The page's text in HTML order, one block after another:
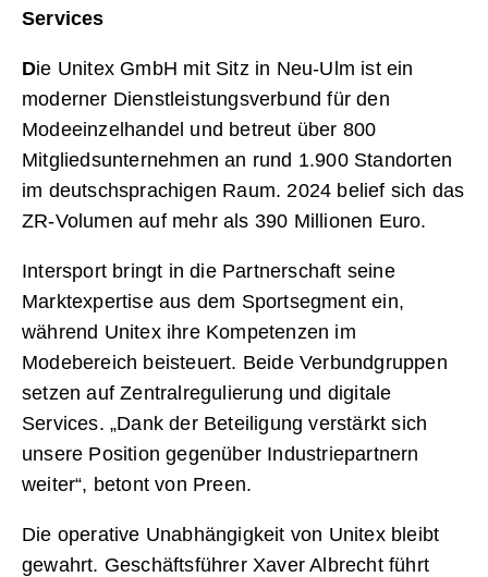
Services
Die Unitex GmbH mit Sitz in Neu-Ulm ist ein
moderner Dienstleistungsverbund für den
Modeeinzelhandel und betreut über 800
Mitgliedsunternehmen an rund 1.900 Standorten
im deutschsprachigen Raum. 2024 belief sich das
ZR-Volumen auf mehr als 390 Millionen Euro.
Intersport bringt in die Partnerschaft seine
Marktexpertise aus dem Sportsegment ein,
während Unitex ihre Kompetenzen im
Modebereich beisteuert. Beide Verbundgruppen
setzen auf Zentralregulierung und digitale
Services. „Dank der Beteiligung verstärkt sich
unsere Position gegenüber Industriepartnern
weiter“, betont von Preen.
Die operative Unabhängigkeit von Unitex bleibt
gewahrt. Geschäftsführer Xaver Albrecht führt